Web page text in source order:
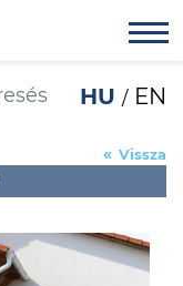
HU EN
Vissza